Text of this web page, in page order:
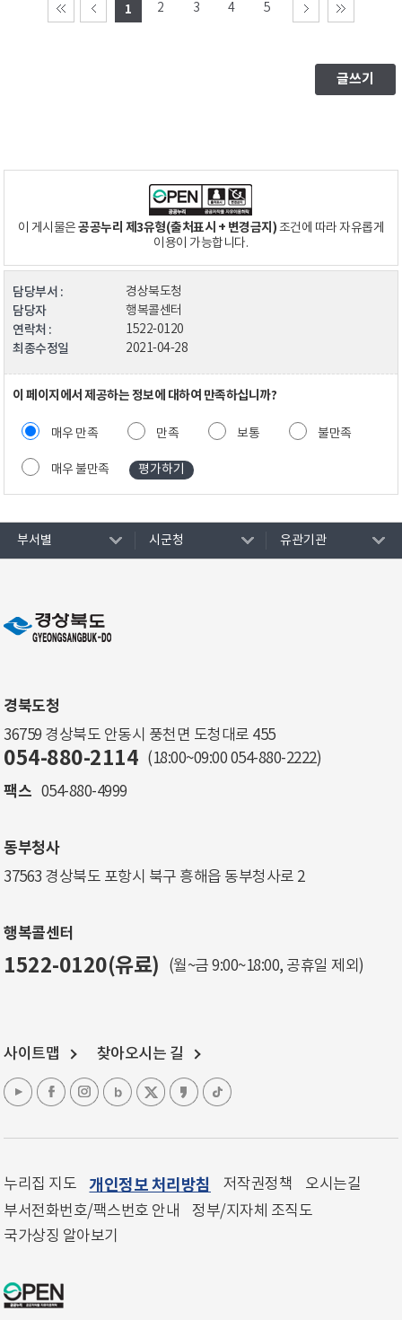
1 2 3 4 5
글쓰기
이 게시물은공공누리 제3유형(출처표시 + 변경금지)조건에 따라 자유롭게
이용이 가능합니다.
담당부서 : 경상북도청
담당자 행복콜센터
연락처 : 1522-0120
최종수정일 2021-04-28
이 페이지에서 제공하는 정보에 대하여 만족하십니까?
매우 만족 만족 보통 불만족
매우 불만족
부서별 시군청 유관기관
경북도청
36759 경상북도 안동시 풍천면 도청대로 455
054-880-2114 (18:00~09:00 054-880-2222)
팩스 054-880-4999
동부청사
37563 경상북도 포항시 북구 흥해읍 동부청사로 2
행복콜센터
1522-0120(유료) (월~금 9:00~18:00, 공휴일 제외)
사이트맵 찾아오시는 길
누리집 지도 개인정보 처리방침 저작권정책
오시는길
부서전화번호/팩스번호 안내
정부/지자체 조직도
국가상징 알아보기